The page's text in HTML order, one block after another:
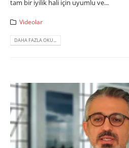
tam bir iyilik hali için uyumlu ve...
Videolar
DAHA FAZLA OKU...